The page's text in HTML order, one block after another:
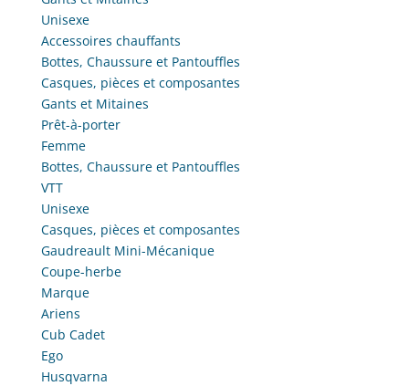
Unisexe
Accessoires chauffants
Bottes, Chaussure et Pantouffles
Casques, pièces et composantes
Gants et Mitaines
Prêt-à-porter
Femme
Bottes, Chaussure et Pantouffles
VTT
Unisexe
Casques, pièces et composantes
Gaudreault Mini-Mécanique
Coupe-herbe
Marque
Ariens
Cub Cadet
Ego
Husqvarna